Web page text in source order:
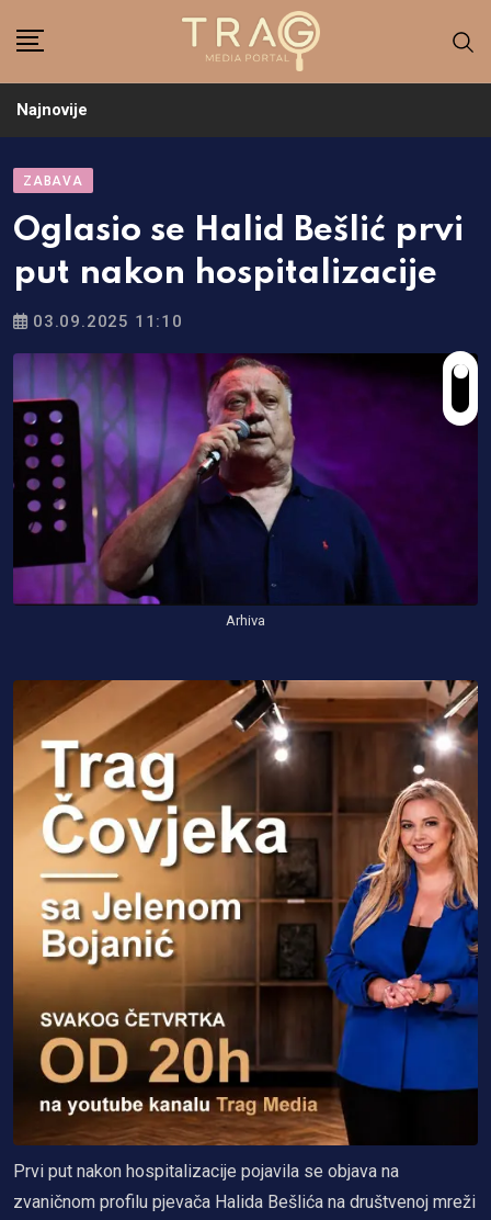
Najnovije
ZABAVA
Oglasio se Halid Bešlić prvi
put nakon hospitalizacije
03.09.2025 11:10
Arhiva
Prvi put nakon hospitalizacije pojavila se objava na
zvaničnom profilu pjevača Halida Bešlića na društvenoj mreži